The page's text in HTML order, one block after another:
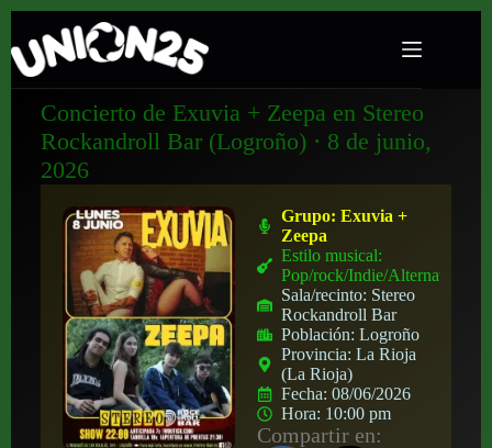
Concierto de Exuvia + Zeepa en Stereo
Rockandroll Bar (Logroño) · 8 de junio,
2026
Grupo:Exuvia +
Zeepa
Estilo musical:
Pop/rock/Indie/Alternativo
Sala/recinto: Stereo
Rockandroll Bar
Población:Logroño
Provincia:La Rioja
(La Rioja)
Fecha:08/06/2026
Hora: 10:00 pm
Compartir en: